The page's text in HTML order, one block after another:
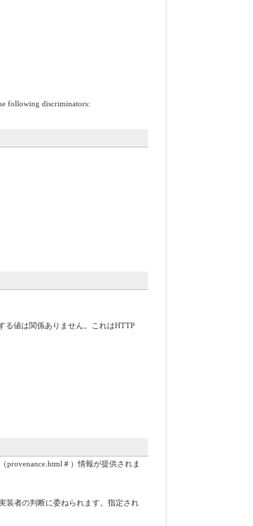
following discriminators:
る値は関係ありません。これはHTTP
＃）情報が提供されま
装者の判断に委ねられます。指定され